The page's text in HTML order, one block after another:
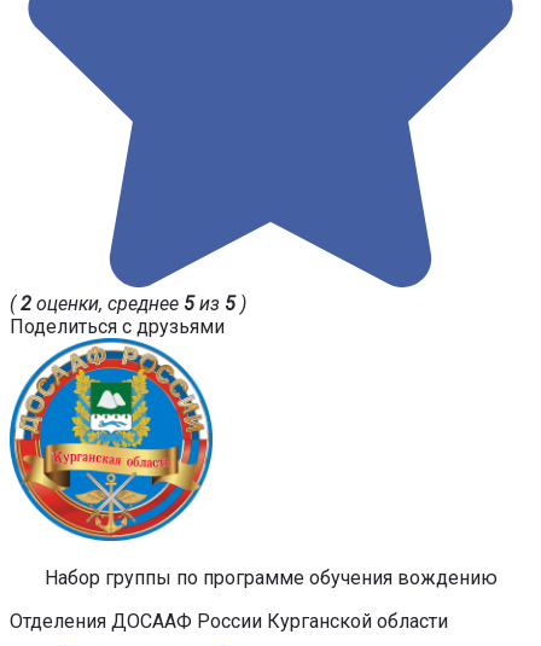
(2 оценки, среднее 5из 5)
Поделиться с друзьями
Набор группы по программе обучения вождению
Отделения ДОСААФ России Курганской области